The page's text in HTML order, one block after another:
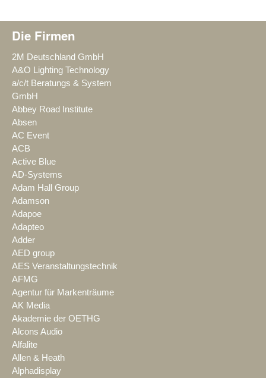
Die Firmen
2M Deutschland GmbH
A&O Lighting Technology
a/c/t Beratungs & System
GmbH
Abbey Road Institute
Absen
AC Event
ACB
Active Blue
AD-Systems
Adam Hall Group
Adamson
Adapoe
Adapteo
Adder
AED group
AES Veranstaltungstechnik
AFMG
Agentur für Markenträume
AK Media
Akademie der OETHG
Alcons Audio
Alfalite
Allen & Heath
Alphadisplay